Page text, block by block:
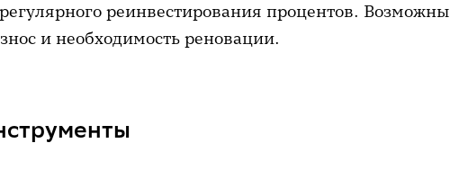
реинвестирования процентов. Возможны
и необходимость реновации.